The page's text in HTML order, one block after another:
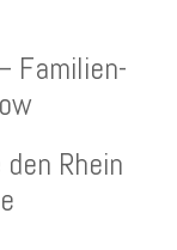
Familien-
Rhein